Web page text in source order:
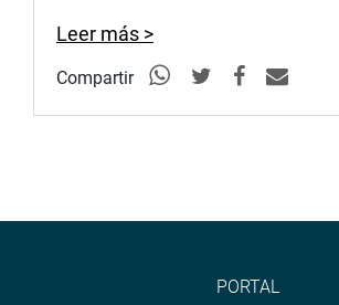
Leer más >
Compartir
PORTAL